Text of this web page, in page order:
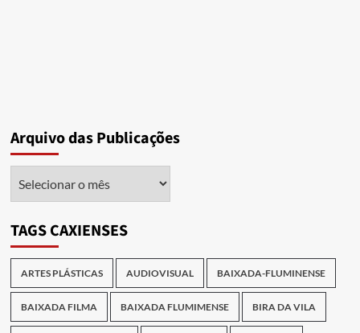
Arquivo das Publicações
TAGS CAXIENSES
ARTES PLÁSTICAS AUDIOVISUAL BAIXADA-FLUMINENSE
BAIXADA FILMA BAIXADA FLUMIMENSE BIRA DA VILA